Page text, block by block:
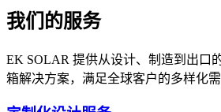
我们的服务
EK SOLAR 提供从设计、制造到出口
箱解决方案，满足全球客户的多样化需